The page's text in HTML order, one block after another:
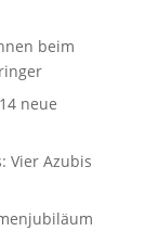
beim
neue
Vier Azubis